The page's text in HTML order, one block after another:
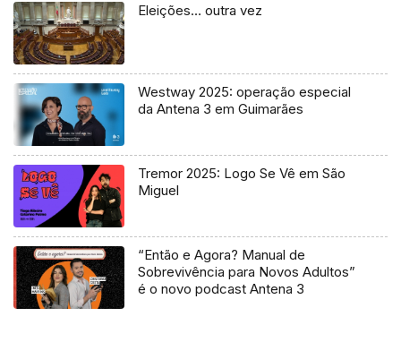
Eleições… outra vez
Westway 2025: operação especial
da Antena 3 em Guimarães
Tremor 2025: Logo Se Vê em São
Miguel
“Então e Agora? Manual de
Sobrevivência para Novos Adultos”
é o novo podcast Antena 3